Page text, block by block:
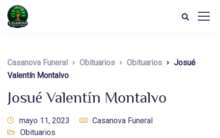
Casanova Funeral Obituarios Obituarios
Josué
Valentín Montalvo
Josué Valentín Montalvo
mayo 11, 2023
Casanova Funeral
Obituarios